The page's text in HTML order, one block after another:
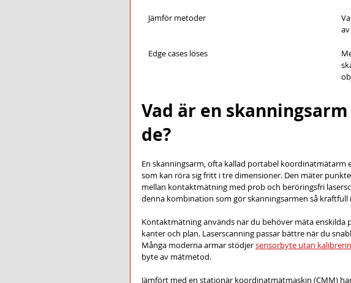
Jämför metoder
Edge cases löses
Vad är en
de?
En skanningsarm, ofta kallad portabel
som kan röra sig fritt i tre dimensioner. Den mäter
mellan kontaktmätning med prob och beröringsfri
denna kombination som gör skanningsarmen så kraftfull
Kontaktmätning används när du behöver mäta enskilda
kanter och plan. Laserscanning passar bättre när du
Många moderna armar stödjer sensorbyte utan
byte av mätmetod.
Jämfört med en stationär koordinatmätmaskin (CMM)